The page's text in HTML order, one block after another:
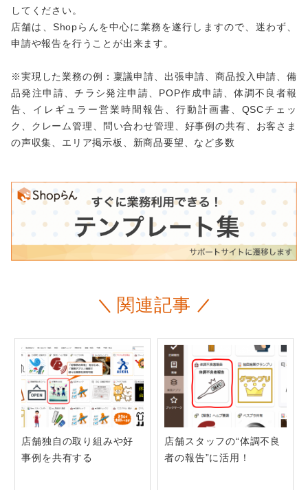
してください。
店舗は、Shopらんを中心に業務を遂行しますので、迷わず、
申請や報告を行うことが出来ます。
※実現した業務の例：稟議申請、出張申請、商品投入申請、備
品発注申請、チラシ発注申請、POP作成申請、体調不良者報
告、イレギュラー営業時間報告、行動計画書、QSCチェッ
ク、クレーム管理、問い合わせ管理、好事例の共有、お客さま
の声収集、エリア掲示板、新商品要望、など多数
関連記事
店舗独自の取り組みや好
事例を共有する
店舗スタッフの“体調不良
者の報告”に活用！